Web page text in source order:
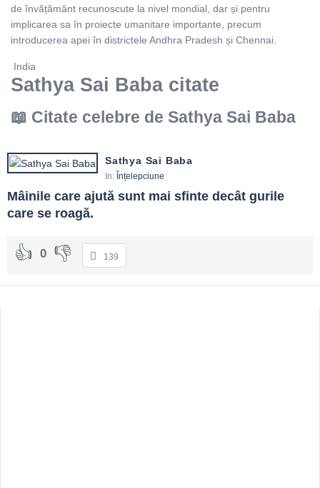
de învățământ recunoscute la nivel mondial, dar și pentru
implicarea sa în proiecte umanitare importante, precum
introducerea apei în districtele Andhra Pradesh și Chennai.
India
Sathya Sai Baba citate
Citate celebre de Sathya Sai Baba
Sathya Sai Baba
In: Înțelepciune
Mâinile care ajută sunt mai sfinte decât gurile
care se roagă.
0 139